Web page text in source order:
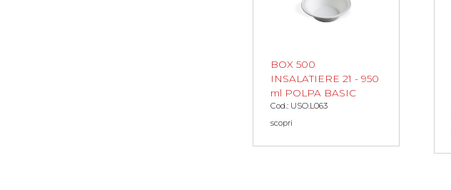
BOX 500
INSALATIERE 21 - 950
ml POLPA BASIC
Cod.: USO.L063
scopri